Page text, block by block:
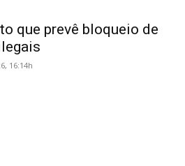
que prevê bloqueio de
16:14h